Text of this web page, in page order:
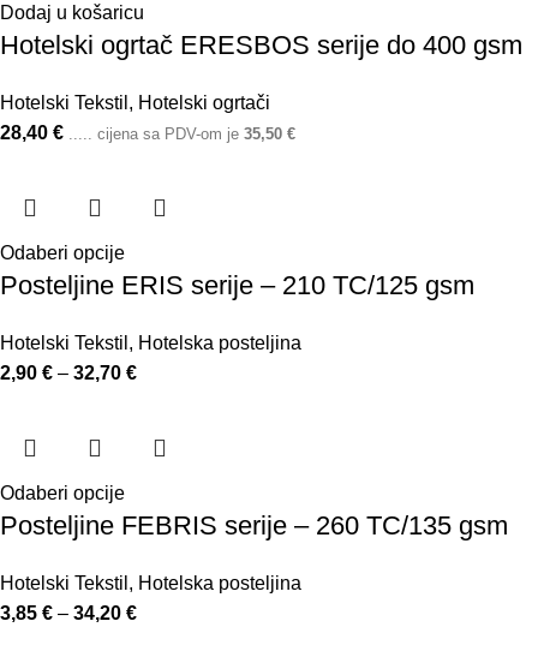
Dodaj u košaricu
Hotelski ogrtač ERESBOS serije do 400 gsm
Hotelski Tekstil , Hotelski ogrtači
28,40 € ..... cijena sa PDV-om je 35,50 €
Odaberi opcije
Posteljine ERIS serije – 210 TC/125 gsm
Hotelski Tekstil , Hotelska posteljina
2,90 € – 32,70 €
Odaberi opcije
Posteljine FEBRIS serije – 260 TC/135 gsm
Hotelski Tekstil , Hotelska posteljina
3,85 € – 34,20 €